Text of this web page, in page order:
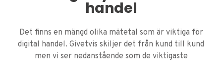
handel
Det finns en mängd olika mätetal som är viktiga för
digital handel. Givetvis skiljer det från kund till kund
men vi ser nedanstående som de viktigaste